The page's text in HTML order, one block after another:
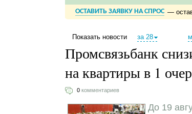
ОСТАВИТЬ ЗАЯВКУ НА СПРОС —
Показать новости за 28
Промсвязьбанк
на квартиры в 1
0 комментариев
До 19